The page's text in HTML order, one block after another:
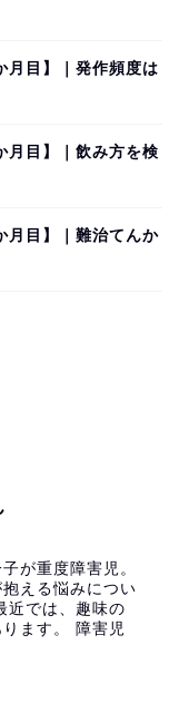
月目】｜発作頻度は
月目】｜飲み方を検
月目】｜難治てんか
が重度障害児。
える悩みについ
近では、趣味の
ます。 障害児